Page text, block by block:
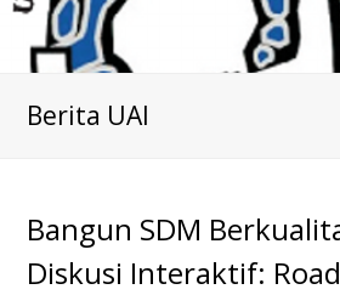
Berita UAI
Bangun SDM
Diskusi Interaktif: